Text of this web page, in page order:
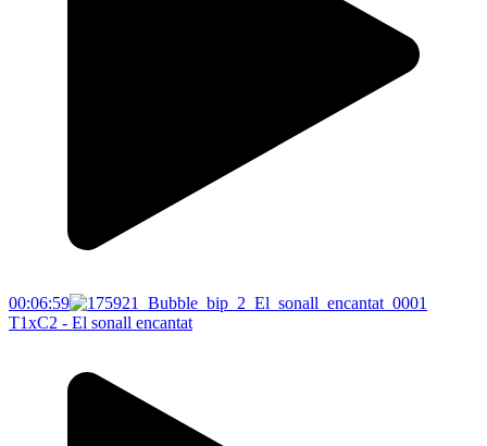
00:06:59
T1xC2 - El sonall encantat